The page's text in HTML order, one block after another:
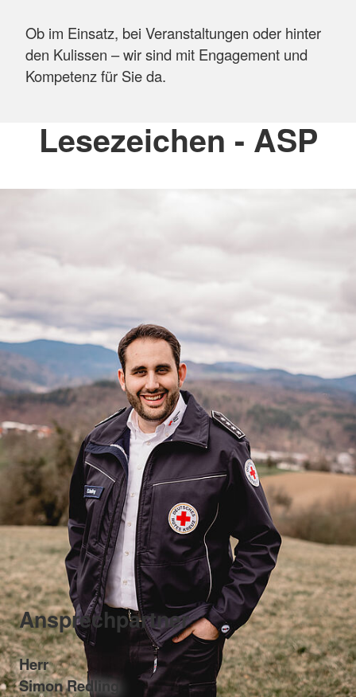
Ob im Einsatz, bei Veranstaltungen oder hinter
den Kulissen – wir sind mit Engagement und
Kompetenz für Sie da.
Lesezeichen - ASP
Ansprechpartner
Herr
Simon Redling